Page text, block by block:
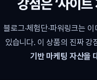
강점은 ‘사이
블로그·체험단·파워링크는
있습니다. 이 상품의 진짜 강
기반 마케팅 자산을